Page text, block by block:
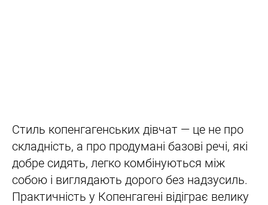
Стиль копенгагенських дівчат — це не про
складність, а про продумані базові речі, які
добре сидять, легко комбінуються між
собою і виглядають дорого без надзусиль.
Практичність у Копенгагені відіграє велику